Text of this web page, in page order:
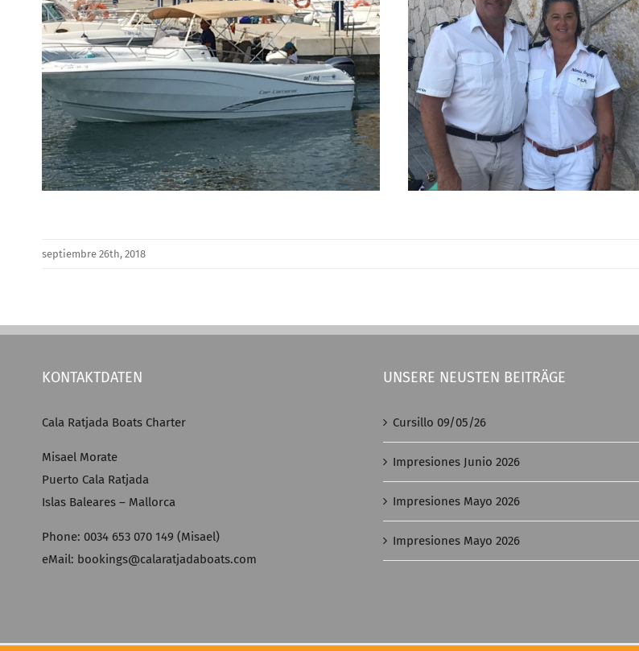
septiembre 26th, 2018
KONTAKTDATEN
Cala Ratjada Boats Charter
Misael Morate
Puerto Cala Ratjada
Islas Baleares – Mallorca
Phone: 0034 653 070 149 (Misael)
eMail: bookings@calaratjadaboats.com
UNSERE NEUSTEN BEITRÄGE
Cursillo 09/05/26
Impresiones Junio 2026
Impresiones Mayo 2026
Impresiones Mayo 2026